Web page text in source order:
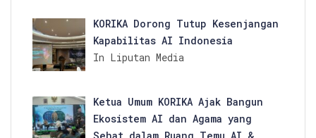
KORIKA Dorong Tutup Kesenjangan
Kapabilitas AI Indonesia
In Liputan Media
Ketua Umum KORIKA Ajak Bangun
Ekosistem AI dan Agama yang